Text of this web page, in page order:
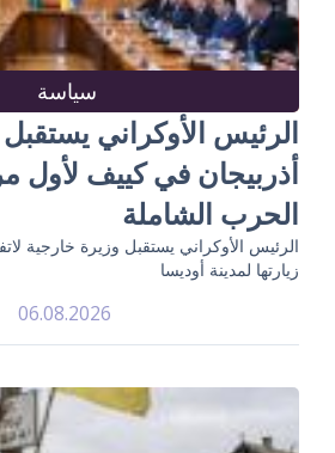
سياسة
الرئيس الأوكراني
أذربيجان في كييف لأول
الحرب الشاملة
الرئيس الأوكراني يستقبل وزيرة خارجية
زيارتها لمدينة أوديسا
06.08.2026